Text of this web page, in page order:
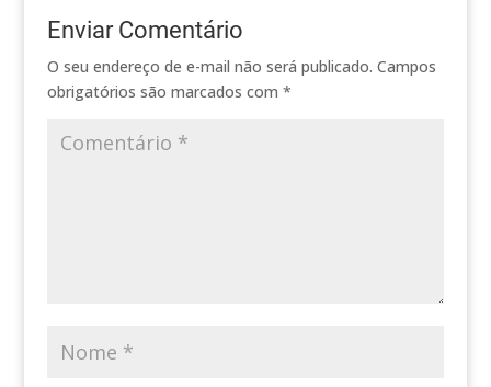
Enviar Comentário
O seu endereço de e-mail não será publicado. Campos
obrigatórios são marcados com *